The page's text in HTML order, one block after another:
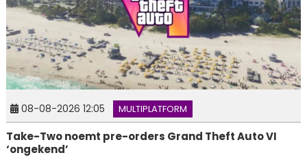
08-08-2026 12:05 MULTIPLATFORM
Take-Two noemt pre-orders Grand Theft Auto VI
‘ongekend’